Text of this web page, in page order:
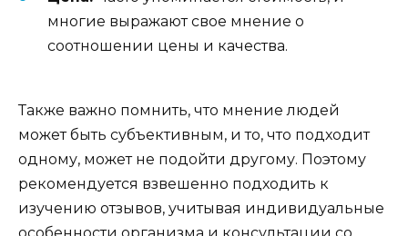
многие выражают свое мнение о
соотношении цены и качества.
Также важно помнить, что мнение людей
может быть субъективным, и то, что подходит
одному, может не подойти другому. Поэтому
рекомендуется взвешенно подходить к
изучению отзывов, учитывая индивидуальные
особенности организма и консультации со